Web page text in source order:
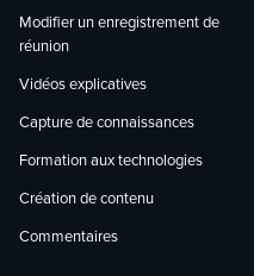
Modifier un enregistrement de
réunion
Vidéos explicatives
Capture de connaissances
Formation aux technologies
Création de contenu
Commentaires